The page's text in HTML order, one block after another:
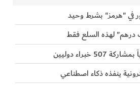
في "هرمز" بشرط وحيد
درهم" لهذه السلع فقط
ينفذه ذكاء اصطناعي